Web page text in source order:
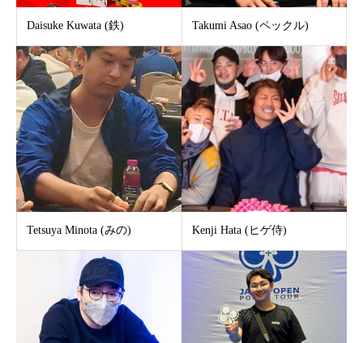
Daisuke Kuwata (鉄) Takumi Asao (ペックル)
Tetsuya Minota (みの) Kenji Hata (ヒゲ侍)